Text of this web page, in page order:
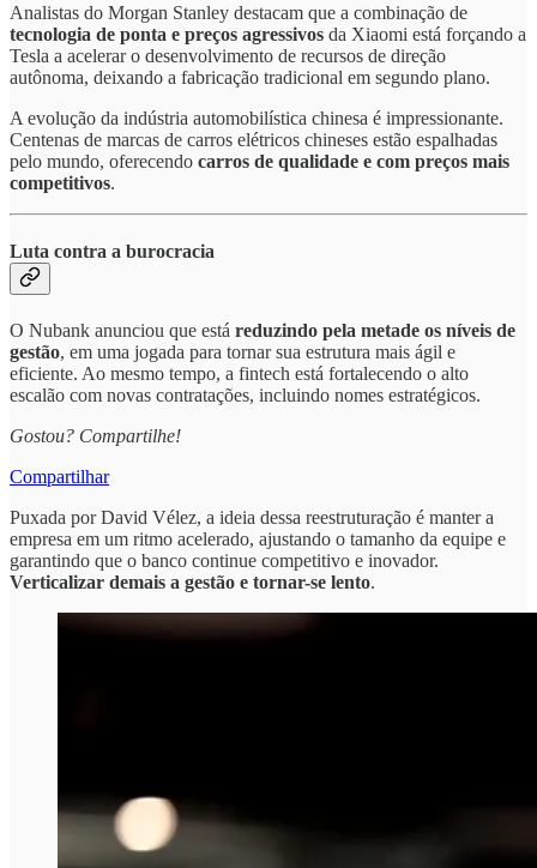
Analistas do Morgan Stanley destacam que a combinação de
tecnologia de ponta e preços agressivos da Xiaomi está forçando a
Tesla a acelerar o desenvolvimento de recursos de direção
autônoma, deixando a fabricação tradicional em segundo plano.
A evolução da indústria automobilística chinesa é impressionante.
Centenas de marcas de carros elétricos chineses estão espalhadas
pelo mundo, oferecendo carros de qualidade e com preços mais
competitivos.
Luta contra a burocracia
O Nubank anunciou que está reduzindo pela metade os níveis de
gestão, em uma jogada para tornar sua estrutura mais ágil e
eficiente. Ao mesmo tempo, a fintech está fortalecendo o alto
escalão com novas contratações, incluindo nomes estratégicos.
Gostou? Compartilhe!
Compartilhar
Puxada por David Vélez, a ideia dessa reestruturação é manter a
empresa em um ritmo acelerado, ajustando o tamanho da equipe e
garantindo que o banco continue competitivo e inovador.
Verticalizar demais a gestão e tornar-se lento.